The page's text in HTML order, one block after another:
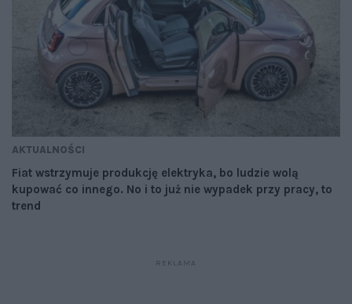
AKTUALNOŚCI
Fiat wstrzymuje produkcję elektryka, bo ludzie wolą
kupować co innego. No i to już nie wypadek przy pracy, to
trend